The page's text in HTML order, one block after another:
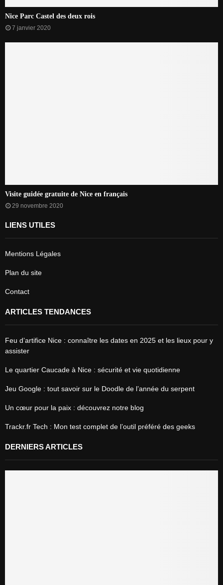
Nice Parc Castel des deux rois
7 janvier 2020
Visite guidée gratuite de Nice en français
29 novembre 2020
LIENS UTILES
Mentions Légales
Plan du site
Contact
ARTICLES TENDANCES
Feu d’artifice Nice : connaître les dates en 2025 et les lieux pour y
assister
Le quartier Caucade à Nice : sécurité et vie quotidienne
Jeu Google : tout savoir sur le Doodle de l’année du serpent
Un cœur pour la paix : découvrez notre blog
Trackr.fr Tech : Mon test complet de l’outil préféré des geeks
DERNIERS ARTICLES